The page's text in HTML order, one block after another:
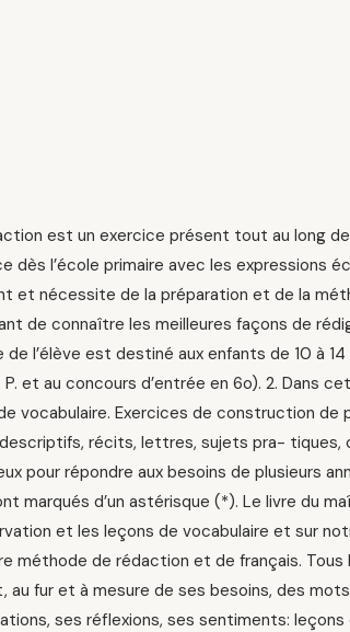
est un exercice présent tout au long
dès l’école primaire avec les expressions
et nécessite de la préparation et de la
de connaître les meilleures façons de
de l’élève est destiné aux enfants de 10 à
P. et au concours d’entrée en 6o). 2. Dans
vocabulaire. Exercices de construction de
récits, lettres, sujets pra-
pour répondre aux besoins de plusieurs
marqués d’un astérisque (*). Le livre du
et les leçons de vocabulaire et sur
méthode de rédaction et de français.
au fur et à mesure de ses besoins, des
ses réflexions, ses sentiments: